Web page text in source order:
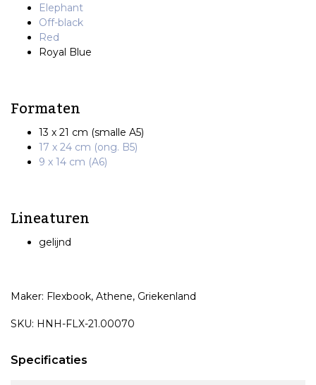
Elephant
Off-black
Red
Royal Blue
Formaten
13 x 21 cm (smalle A5)
17 x 24 cm (ong. B5)
9 x 14 cm (A6)
Lineaturen
gelijnd
Maker: Flexbook, Athene, Griekenland
SKU: HNH-FLX-21.00070
Specificaties